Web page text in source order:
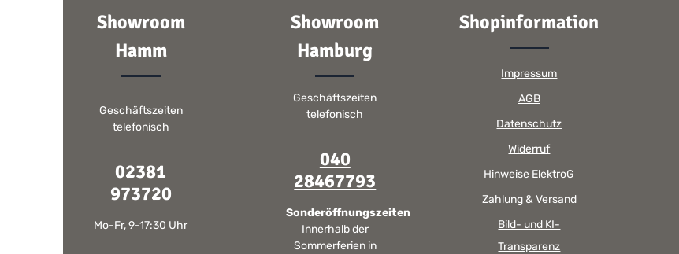
Showroom
Hamm
Geschäftszeiten
telefonisch
02381
973720
Mo-Fr, 9-17:30 Uhr
Showroom
Hamburg
Geschäftszeiten
telefonisch
040
28467793
Sonderöffnungszeiten
Innerhalb der
Sommerferien in
Shopinformation
Impressum
AGB
Datenschutz
Widerruf
Hinweise ElektroG
Zahlung & Versand
Bild- und KI-
Transparenz